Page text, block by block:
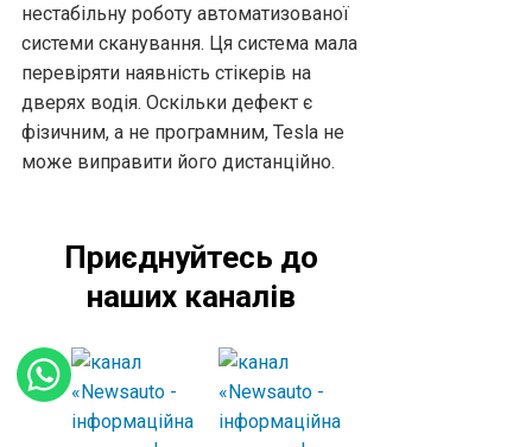
нестабільну роботу автоматизованої
системи сканування. Ця система мала
перевіряти наявність стікерів на
дверях водія. Оскільки дефект є
фізичним, а не програмним, Tesla не
може виправити його дистанційно.
Приєднуйтесь до
наших каналів